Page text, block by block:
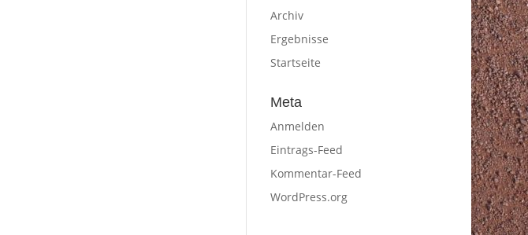
Archiv
Ergebnisse
Startseite
Meta
Anmelden
Eintrags-Feed
Kommentar-Feed
WordPress.org